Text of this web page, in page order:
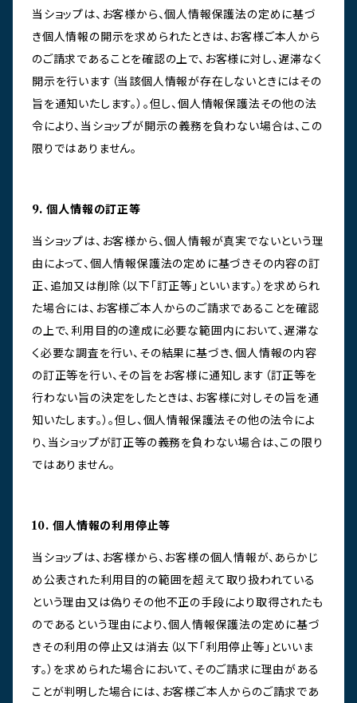
当ショップは、お客様から、個人情報保護法の定めに基づ
き個人情報の開示を求められたときは、お客様ご本人から
のご請求であることを確認の上で、お客様に対し、遅滞なく
開示を行います（当該個人情報が存在しないときにはその
旨を通知いたします。）。但し、個人情報保護法その他の法
令により、当ショップが開示の義務を負わない場合は、この
限りではありません。
9. 個人情報の訂正等
当ショップは、お客様から、個人情報が真実でないという理
由によって、個人情報保護法の定めに基づきその内容の訂
正、追加又は削除（以下「訂正等」といいます。）を求められ
た場合には、お客様ご本人からのご請求であることを確認
の上で、利用目的の達成に必要な範囲内において、遅滞な
く必要な調査を行い、その結果に基づき、個人情報の内容
の訂正等を行い、その旨をお客様に通知します（訂正等を
行わない旨の決定をしたときは、お客様に対しその旨を通
知いたします。）。但し、個人情報保護法その他の法令によ
り、当ショップが訂正等の義務を負わない場合は、この限り
ではありません。
10. 個人情報の利用停止等
当ショップは、お客様から、お客様の個人情報が、あらかじ
め公表された利用目的の範囲を超えて取り扱われている
という理由又は偽りその他不正の手段により取得されたも
のであるという理由により、個人情報保護法の定めに基づ
きその利用の停止又は消去（以下「利用停止等」といいま
す。）を求められた場合において、そのご請求に理由がある
ことが判明した場合には、お客様ご本人からのご請求であ